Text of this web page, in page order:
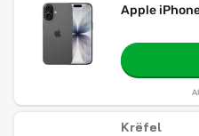
Apple
Krëfel